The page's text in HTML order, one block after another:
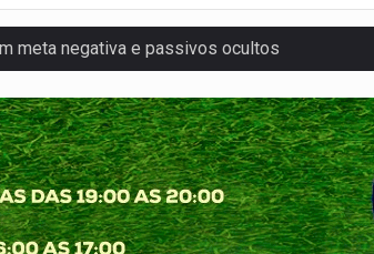
meta negativa e passivos ocultos
e apoio à direção nacional
vantagem para deputados
soldado
urgentes entre estudantes